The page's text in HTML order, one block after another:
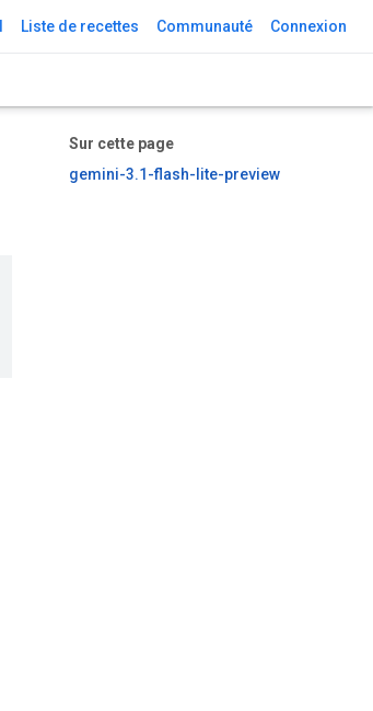
Liste de recettes Communauté Connexion
Sur cette page
gemini-3.1-flash-lite-preview